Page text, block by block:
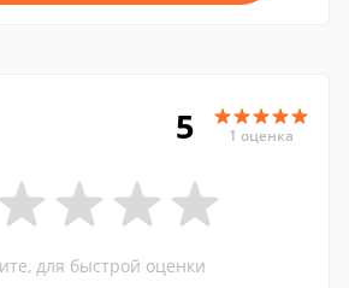
5 1 оценка
для быстрой оценки